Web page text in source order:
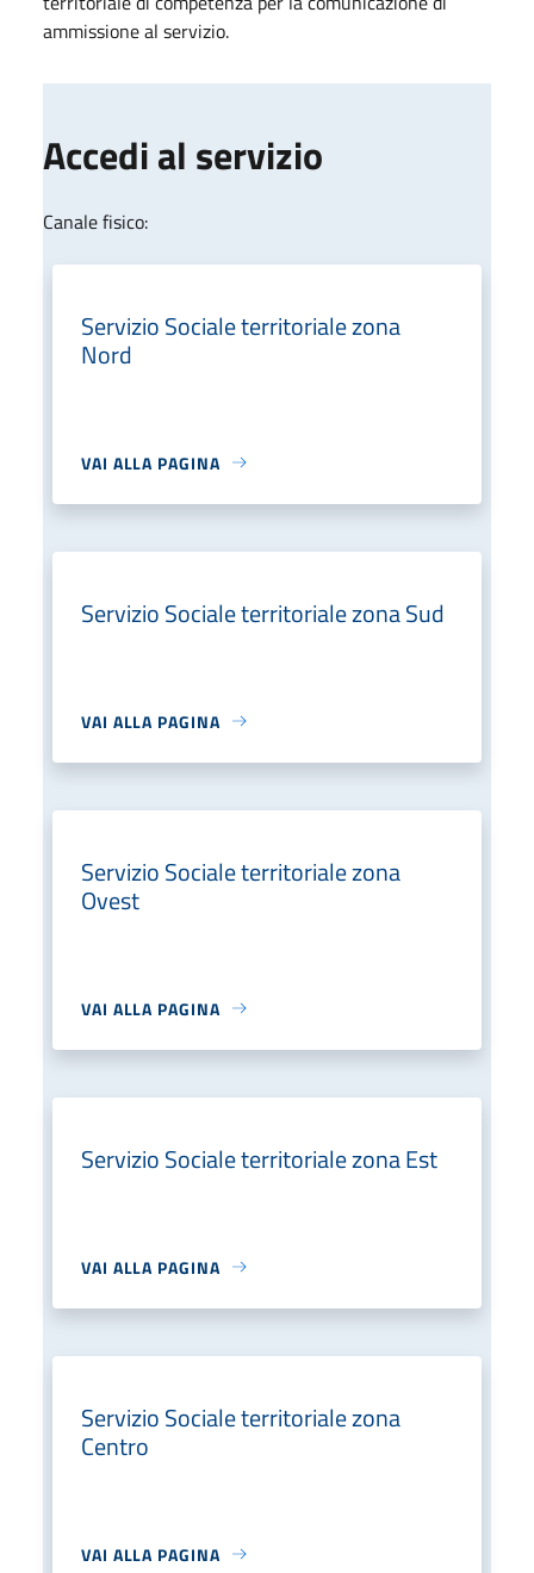
ammissione al servizio.
Accedi al servizio
Canale fisico:
Servizio Sociale territoriale zona
Nord
VAI ALLA PAGINA
Servizio Sociale territoriale zona Sud
VAI ALLA PAGINA
Servizio Sociale territoriale zona
Ovest
VAI ALLA PAGINA
Servizio Sociale territoriale zona Est
VAI ALLA PAGINA
Servizio Sociale territoriale zona
Centro
VAI ALLA PAGINA